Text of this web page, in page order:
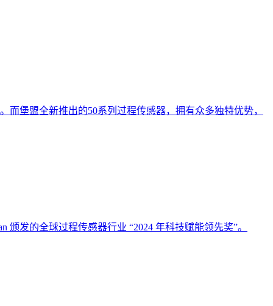
堡盟全新推出的50系列过程传感器，拥有众多独特优势，
发的全球过程传感器行业 “2024 年科技赋能领先奖”。